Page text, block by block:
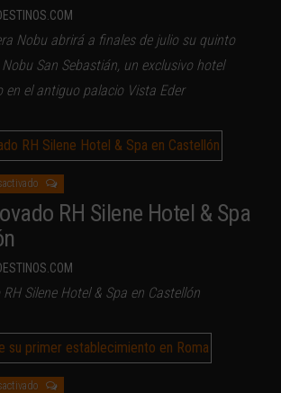
Nobu abrirá a finales de julio su quinto
San Sebastián, un exclusivo hotel
en el antiguo palacio Vista Eder
RH Silene Hotel & Spa
Silene Hotel & Spa en Castellón